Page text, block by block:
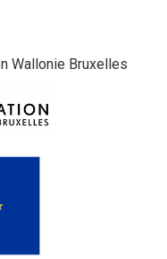
Wallonie Bruxelles